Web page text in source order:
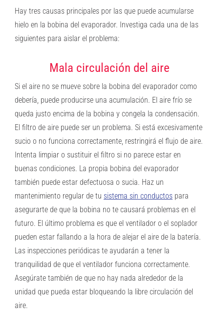
Hay tres causas principales por las que puede acumularse
hielo en la bobina del evaporador. Investiga cada una de las
siguientes para aislar el problema:
Mala circulación del aire
Si el aire no se mueve sobre la bobina del evaporador como
debería, puede producirse una acumulación. El aire frío se
queda justo encima de la bobina y congela la condensación.
El filtro de aire puede ser un problema. Si está excesivamente
sucio o no funciona correctamente, restringirá el flujo de aire.
Intenta limpiar o sustituir el filtro si no parece estar en
buenas condiciones. La propia bobina del evaporador
también puede estar defectuosa o sucia. Haz un
mantenimiento regular de tu sistema sin conductospara
asegurarte de que la bobina no te causará problemas en el
futuro. El último problema es que el ventilador o el soplador
pueden estar fallando a la hora de alejar el aire de la batería.
Las inspecciones periódicas te ayudarán a tener la
tranquilidad de que el ventilador funciona correctamente.
Asegúrate también de que no hay nada alrededor de la
unidad que pueda estar bloqueando la libre circulación del
aire.